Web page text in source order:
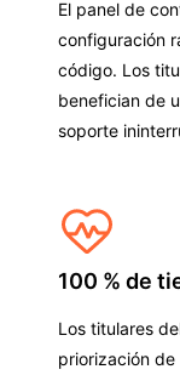
El panel de
configuración
código. Los
benefician de
soporte
100 % de
Los titulares
priorización